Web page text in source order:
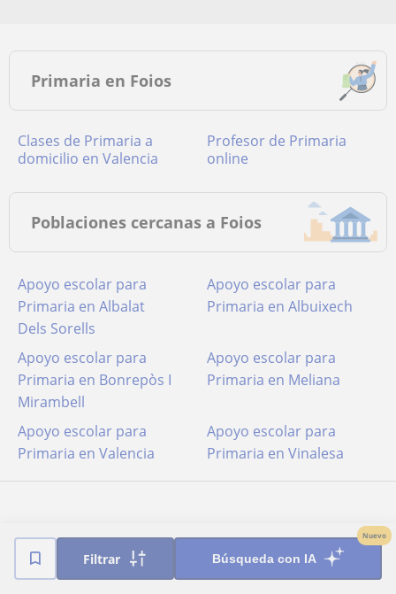
Filtrar Búsqueda con IA
Nuevo
Primaria en Foios
Clases de Primaria a
domicilio en Valencia
Profesor de Primaria
online
Poblaciones cercanas a Foios
Apoyo escolar para
Primaria en Albalat
Dels Sorells
Apoyo escolar para
Primaria en Albuixech
Apoyo escolar para
Primaria en Bonrepòs I
Mirambell
Apoyo escolar para
Primaria en Meliana
Apoyo escolar para
Primaria en Valencia
Apoyo escolar para
Primaria en Vinalesa